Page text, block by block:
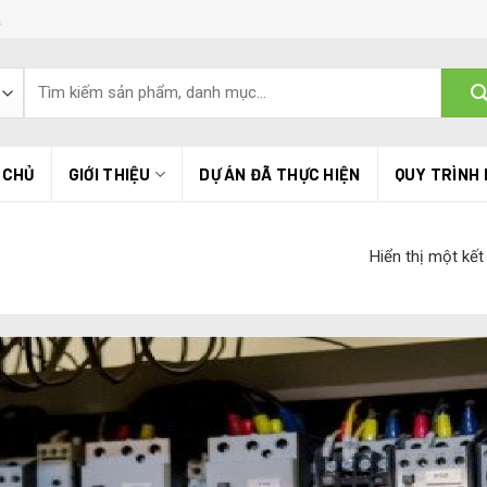
GIỚI THIỆU DỰ ÁN ĐÃ THỰC HIỆN QUY TRÌNH
Hiển thị một